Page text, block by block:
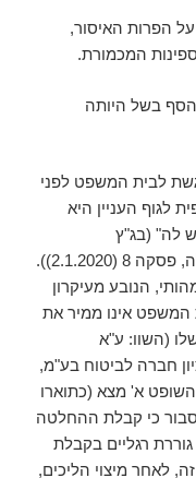
הפרות האיסור,
המכמורת.
הסף בשל היותה
לבית המשפט לפני
לגוף העניין היא
לה" (בג"ץ
8145/19 ברי נ' היועץ המשפטי לממשלה, פסקה 8 (2.1.2020)).
הנובע מעיקרון
המשפט אינו ממיר את
(השוו: ע"א
ציון חברה לביטוח בע"מ,
דינו של השופט א' מצא (כתוארו
סבור כי קבלת ההחלטה
רגליים בקבלת
לאחר מיצוי הליכים,